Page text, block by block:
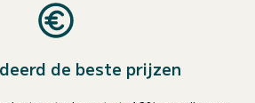
de beste prijzen